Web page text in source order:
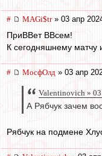
# MAGi$tr» 03 апр
ПриВВет ВВсем!
К сегодняшнему
# МосфОлд » 03 апр
Valentinovich »
А Рябчук зачем
Рябчук на подмене